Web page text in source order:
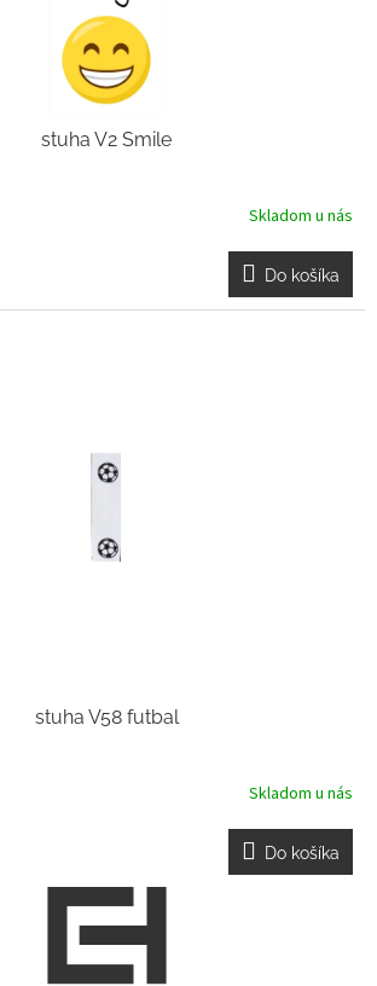
stuha V2 Smile
Skladom u nás
Do košíka
stuha V58 futbal
Skladom u nás
Do košíka